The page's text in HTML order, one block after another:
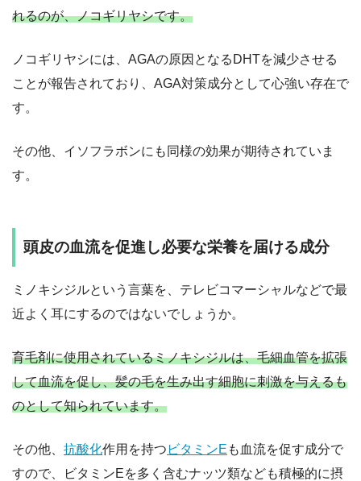
れるのが、ノコギリヤシです。
ノコギリヤシには、AGAの原因となるDHTを減少させる
ことが報告されており、AGA対策成分として心強い存在で
す。
その他、イソフラボンにも同様の効果が期待されていま
す。
頭皮の血流を促進し必要な栄養を届ける成分
ミノキシジルという言葉を、テレビコマーシャルなどで最
近よく耳にするのではないでしょうか。
育毛剤に使用されているミノキシジルは、毛細血管を拡張
して血流を促し、髪の毛を生み出す細胞に刺激を与えるも
のとして知られています。
その他、 抗酸化作用を持つ ビタミンE も血流を促す成分で
すので、ビタミンEを多く含むナッツ類なども積極的に摂